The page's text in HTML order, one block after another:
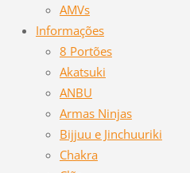
AMVs
Informações
8 Portões
Akatsuki
ANBU
Armas Ninjas
Bijjuu e Jinchuuriki
Chakra